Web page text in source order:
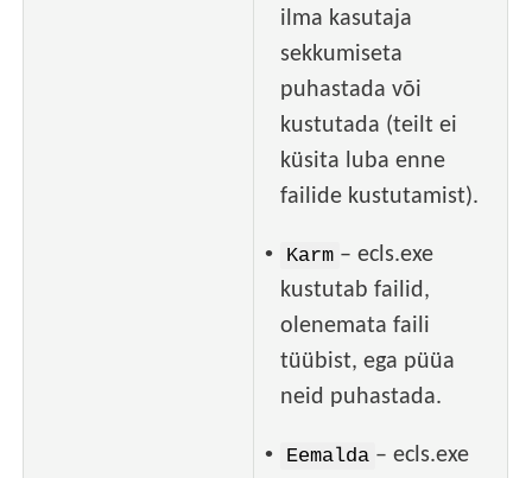
ilma kasutaja
sekkumiseta
puhastada või
kustutada (teilt ei
küsita luba enne
failide kustutamist).
• Karm – ecls.exe
kustutab failid,
olenemata faili
tüübist, ega püüa
neid puhastada.
• Eemalda – ecls.exe